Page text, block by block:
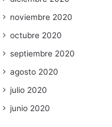
noviembre 2020
octubre 2020
septiembre 2020
agosto 2020
julio 2020
junio 2020